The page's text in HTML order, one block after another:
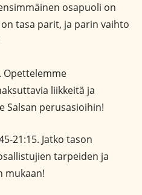
osapuoli on
tasa parit, ja parin vaihto
Opettelemme
liikkeitä ja
Salsan perusasioihin!
21:15. Jatko tason
tarpeiden ja
mukaan!